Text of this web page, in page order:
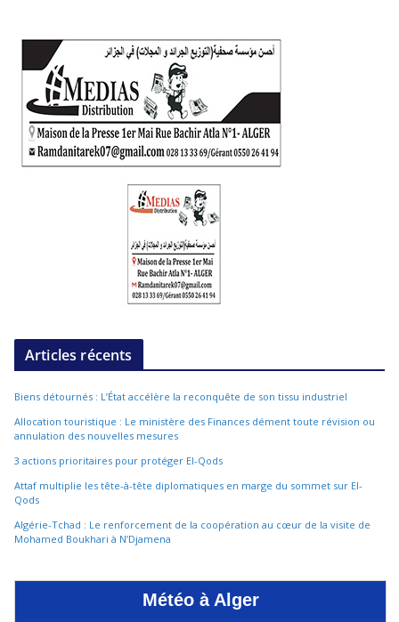
Articles récents
Biens détournés : L’État accélère la reconquête de son tissu industriel
Allocation touristique : Le ministère des Finances dément toute révision ou
annulation des nouvelles mesures
3 actions prioritaires pour protéger El-Qods
Attaf multiplie les tête-à-tête diplomatiques en marge du sommet sur El-
Qods
Algérie-Tchad : Le renforcement de la coopération au cœur de la visite de
Mohamed Boukhari à N’Djamena
Météo à Alger